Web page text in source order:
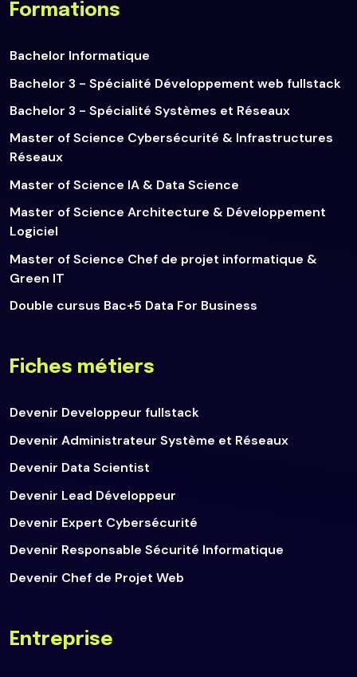
Formations
Bachelor Informatique
Bachelor 3 - Spécialité Développement web fullstack
Bachelor 3 - Spécialité Systèmes et Réseaux
Master of Science Cybersécurité & Infrastructures
Réseaux
Master of Science IA & Data Science
Master of Science Architecture & Développement
Logiciel
Master of Science Chef de projet informatique &
Green IT
Double cursus Bac+5 Data For Business
Fiches métiers
Devenir Developpeur fullstack
Devenir Administrateur Système et Réseaux
Devenir Data Scientist
Devenir Lead Développeur
Devenir Expert Cybersécurité
Devenir Responsable Sécurité Informatique
Devenir Chef de Projet Web
Entreprise